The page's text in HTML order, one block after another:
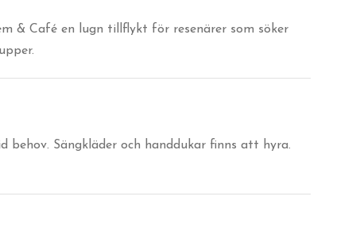
& Café en lugn tillflykt för resenärer som söker
Sängkläder och handdukar finns att hyra.